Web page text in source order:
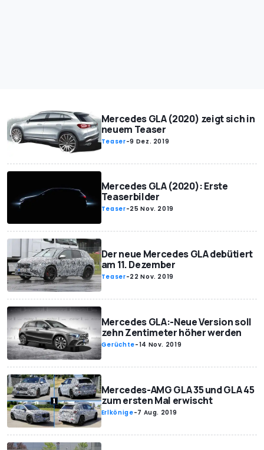
Mercedes GLA (2020) zeigt sich in
neuem Teaser
Teaser-9 Dez. 2019
Mercedes GLA (2020): Erste
Teaserbilder
Teaser-25 Nov. 2019
Der neue Mercedes GLA debütiert
am 11. Dezember
Teaser-22 Nov. 2019
Mercedes GLA:-Neue Version soll
zehn Zentimeter höher werden
Gerüchte-14 Nov. 2019
Mercedes-AMG GLA 35 und GLA 45
zum ersten Mal erwischt
Erlkönige-7 Aug. 2019